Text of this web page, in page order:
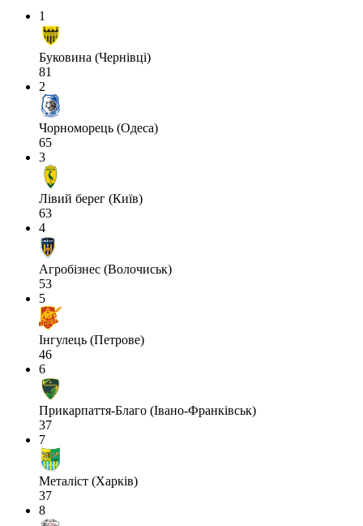
1
Буковина (Чернівці)
81
2
Чорноморець (Одеса)
65
3
Лівий берег (Київ)
63
4
Агробізнес (Волочиськ)
53
5
Інгулець (Петрове)
46
6
Прикарпаття-Благо (Івано-Франківськ)
37
7
Металіст (Харків)
37
8